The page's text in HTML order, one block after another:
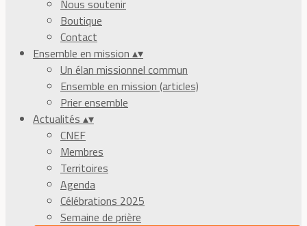
Nous soutenir
Boutique
Contact
Ensemble en mission ▴▾
Un élan missionnel commun
Ensemble en mission (articles)
Prier ensemble
Actualités ▴▾
CNEF
Membres
Territoires
Agenda
Célébrations 2025
Semaine de prière